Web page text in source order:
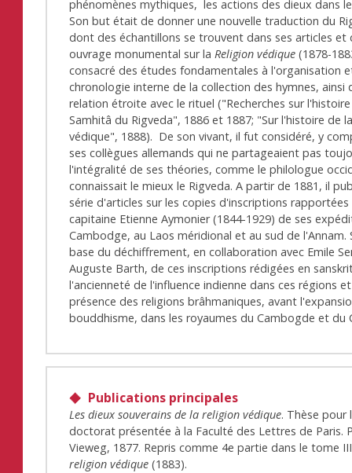
phénomènes mythiques, les actions des dieux dans
Son but était de donner une nouvelle traduction du
dont des échantillons se trouvent dans ses articles et
ouvrage monumental sur la Religion védique (1878-
consacré des études fondamentales à l'organisation
chronologie interne de la collection des hymnes, ainsi
relation étroite avec le rituel ("Recherches sur
Samhitâ du Rigveda", 1886 et 1887; "Sur l'histoire de
védique", 1888). De son vivant, il fut considéré, y
ses collègues allemands qui ne partageaient pas
l'intégralité de ses théories, comme le philologue
connaissait le mieux le Rigveda. A partir de 1881, il
série d'articles sur les copies d'inscriptions rapportées
capitaine Etienne Aymonier (1844-1929) de ses
Cambodge, au Laos méridional et au sud de l'Annam.
base du déchiffrement, en collaboration avec Emile
Auguste Barth, de ces inscriptions rédigées en
l'ancienneté de l'influence indienne dans ces régions
présence des religions brâhmaniques, avant
bouddhisme, dans les royaumes du Cambogde et
Publications principales
Les dieux souverains de la religion védique. Thèse pour
doctorat présentée à la Faculté des Lettres de Paris.
Vieweg, 1877. Repris comme 4e partie dans le tome
religion védique (1883).